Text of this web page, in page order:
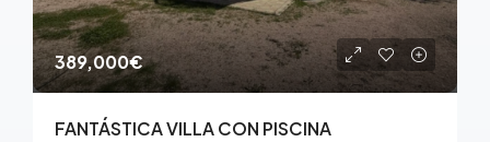
389,000€
FANTÁSTICA VILLA CON PISCINA